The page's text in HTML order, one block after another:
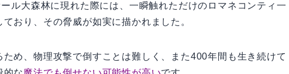
ル大森林に現れた際には、一瞬触れただけのロマネコンティ一
ており、その脅威が如実に描かれました。
ため、物理攻撃で倒すことは難しく、また400年間も生き続けて